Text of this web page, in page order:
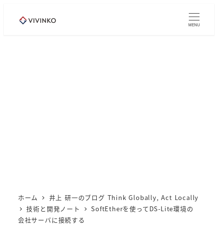
MENU
ホーム
井上 研一のブログ Think Globally, Act Locally
技術と開発ノート
SoftEtherを使ってDS-Lite環境の
会社サーバに接続する